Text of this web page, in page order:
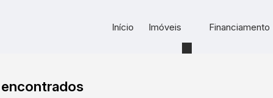
Financiamento
Imóveis
Início